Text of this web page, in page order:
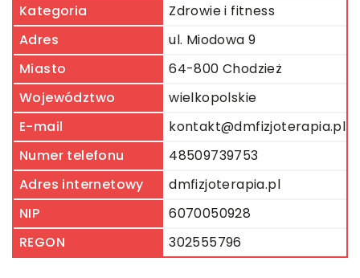
Kategoria
Zdrowie i fitness
Adres
ul. Miodowa 9
Miasto
64-800 Chodzież
Województwo
wielkopolskie
E-mail
kontakt@dmfizjoterapia.pl
Numer telefonu
48509739753
Adres internetowy
dmfizjoterapia.pl
NIP
6070050928
REGON
302555796